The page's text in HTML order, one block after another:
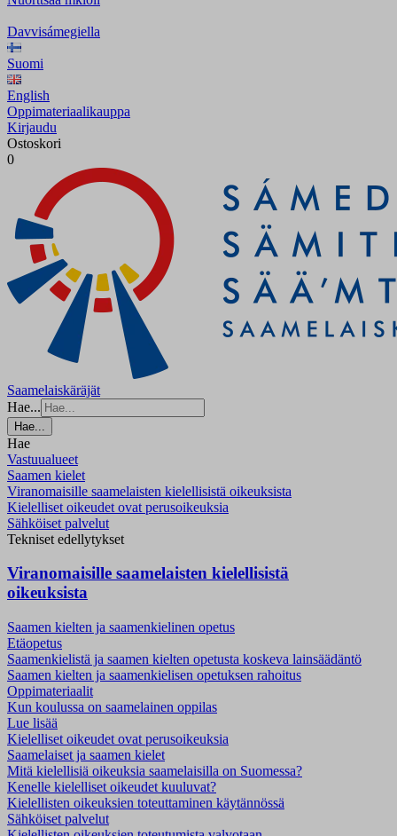
Davvisámegiella
Suomi
English
Oppimateriaalikauppa
Kirjaudu
Ostoskori
0
Saamelaiskäräjät
Hae...
Hae...
Hae
Vastuualueet
Saamen kielet
Viranomaisille saamelaisten kielellisistä oikeuksista
Kielelliset oikeudet ovat perusoikeuksia
Sähköiset palvelut
Tekniset edellytykset
Viranomaisille saamelaisten kielellisistä
oikeuksista
Saamen kielten ja saamenkielinen opetus
Etäopetus
Saamenkielistä ja saamen kielten opetusta koskeva lainsäädäntö
Saamen kielten ja saamenkielisen opetuksen rahoitus
Oppimateriaalit
Kun koulussa on saamelainen oppilas
Lue lisää
Kielelliset oikeudet ovat perusoikeuksia
Saamelaiset ja saamen kielet
Mitä kielellisiä oikeuksia saamelaisilla on Suomessa?
Kenelle kielelliset oikeudet kuuluvat?
Kielellisten oikeuksien toteuttaminen käytännössä
Sähköiset palvelut